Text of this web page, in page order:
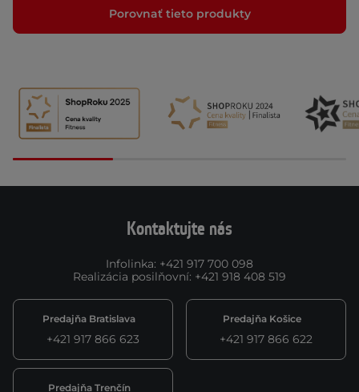
Porovnať tieto produkty
Kontaktujte nás
Infolinka: +421 917 700 098
Realizácia posilňovní: +421 918 408 519
Predajňa Bratislava
+421 917 866 623
Predajňa Košice
+421 917 866 622
Predajňa Trenčín